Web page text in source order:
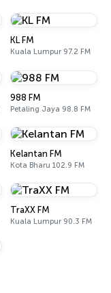
KL FM
Kuala Lumpur 97.2 FM
988 FM
Petaling Jaya 98.8 FM
Kelantan FM
Kota Bharu 102.9 FM
TraXX FM
Kuala Lumpur 90.3 FM